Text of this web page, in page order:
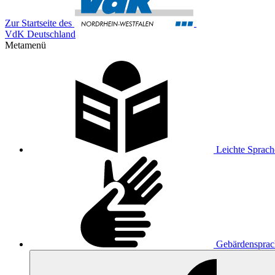
Zur Startseite des
VdK Deutschland
Metamenü
Leichte